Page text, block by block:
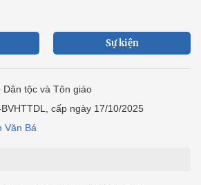
Sự kiện
tộc và Tôn giáo
cấp ngày 17/10/2025
Văn Bá